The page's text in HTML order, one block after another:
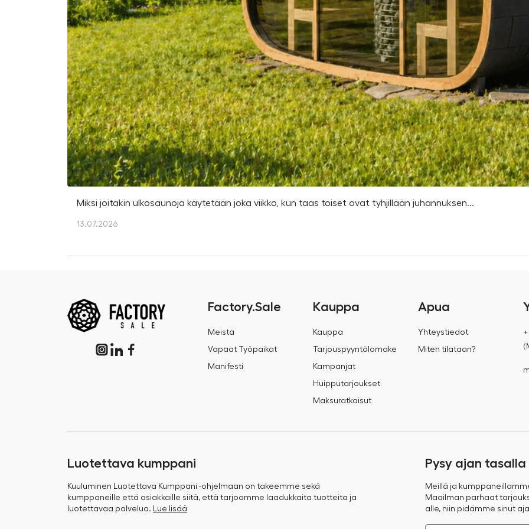
Miksi joitakin ulkosaunoja käytetään joka viikko, kun taas toiset ovat tyhjillään juhannuksen...
13.07.2026
Factory.Sale
Meistä
Vapaat Työpaikat
Manifesti
Kauppa
Kauppa
Tarjouspyyntölomake
Kampanjat
Huipputarjoukset
Maksuratkaisut
Apua
Yhteystiedot
Miten tilataan?
Luotettava kumppani
Kuuluminen Luotettava Kumppani -ohjelmaan on takeemme sekä
kumppaneille että asiakkaille siitä, että tarjoamme laadukkaita tuotteita ja
luotettavaa palvelua.
Lue lisää
Pysy ajan tasalla
Meillä ja
Maailman parhaat
alle, niin pidämme sinut